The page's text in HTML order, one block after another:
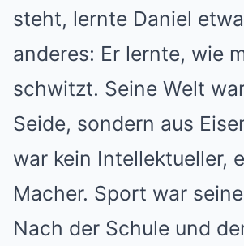
steht, lernte Daniel
anderes: Er lernte, wie
schwitzt. Seine Welt
Seide, sondern aus
war kein Intellektueller,
Macher. Sport war
Nach der Schule und